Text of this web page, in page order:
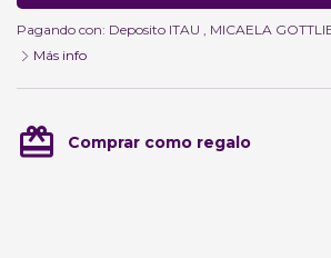
Pagando con: Deposito ITAU , MICAELA
Más info
card_giftcard Comprar como regalo